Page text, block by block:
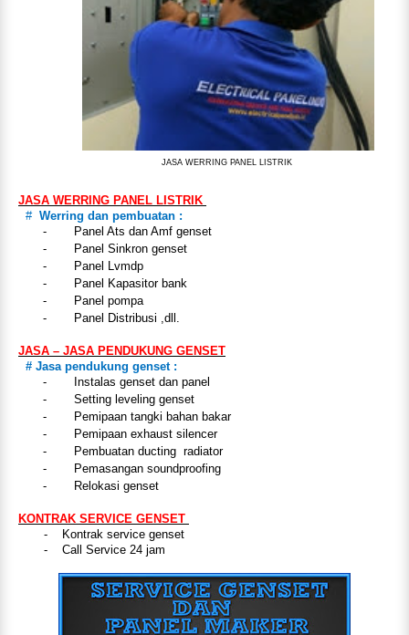
JASA WERRING PANEL LISTRIK
JASA WERRING PANEL LISTRIK
# Werring dan pembuatan :
-
Panel Ats dan Amf genset
-
Panel Sinkron genset
-
Panel Lvmdp
-
Panel Kapasitor bank
-
Panel pompa
-
Panel Distribusi ,dll.
JASA – JASA PENDUKUNG GENSET
# Jasa pendukung genset :
-
Instalas genset dan panel
-
Setting leveling genset
-
Pemipaan tangki bahan bakar
-
Pemipaan exhaust silencer
-
Pembuatan ducting radiator
-
Pemasangan soundproofing
-
Relokasi genset
KONTRAK SERVICE GENSET
- Kontrak service genset
- Call Service 24 jam